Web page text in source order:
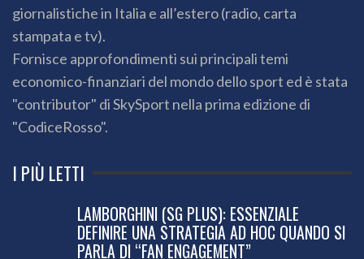
giornalistiche in Italia e all’estero (radio, carta
stampata e tv).
Fornisce approfondimenti sui principali temi
economico-finanziari del mondo dello sport ed è stata
"contributor" di SkySport nella prima edizione di
"CodiceRosso".
I PIÙ LETTI
LAMBORGHINI (SG PLUS): ESSENZIALE
DEFINIRE UNA STRATEGIA AD HOC QUANDO SI
PARLA DI “FAN ENGAGEMENT”